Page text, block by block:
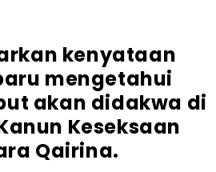
kenyataan
mengetahui
akan didakwa di
Keseksaan
Qairina.